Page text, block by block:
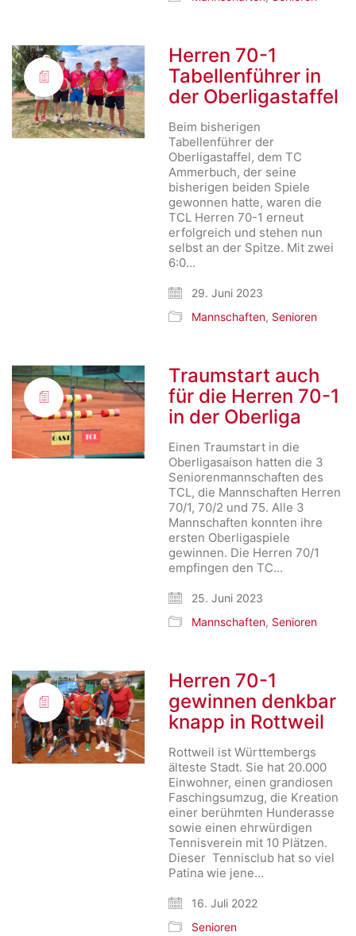
Herren 70-1
Tabellenführer in
der Oberligastaffel
Beim bisherigen
Tabellenführer der
Oberligastaffel, dem TC
Ammerbuch, der seine
bisherigen beiden Spiele
gewonnen hatte, waren die
TCL Herren 70-1 erneut
erfolgreich und stehen nun
selbst an der Spitze. Mit zwei
6:0…
29. Juni 2023
Mannschaften, Senioren
Traumstart auch
für die Herren 70-1
in der Oberliga
Einen Traumstart in die
Oberligasaison hatten die 3
Seniorenmannschaften des
TCL, die Mannschaften Herren
70/1, 70/2 und 75. Alle 3
Mannschaften konnten ihre
ersten Oberligaspiele
gewinnen. Die Herren 70/1
empfingen den TC…
25. Juni 2023
Mannschaften, Senioren
Herren 70-1
gewinnen denkbar
knapp in Rottweil
Rottweil ist Württembergs
älteste Stadt. Sie hat 20.000
Einwohner, einen grandiosen
Faschingsumzug, die Kreation
einer berühmten Hunderasse
sowie einen ehrwürdigen
Tennisverein mit 10 Plätzen.
Dieser Tennisclub hat so viel
Patina wie jene…
16. Juli 2022
Senioren